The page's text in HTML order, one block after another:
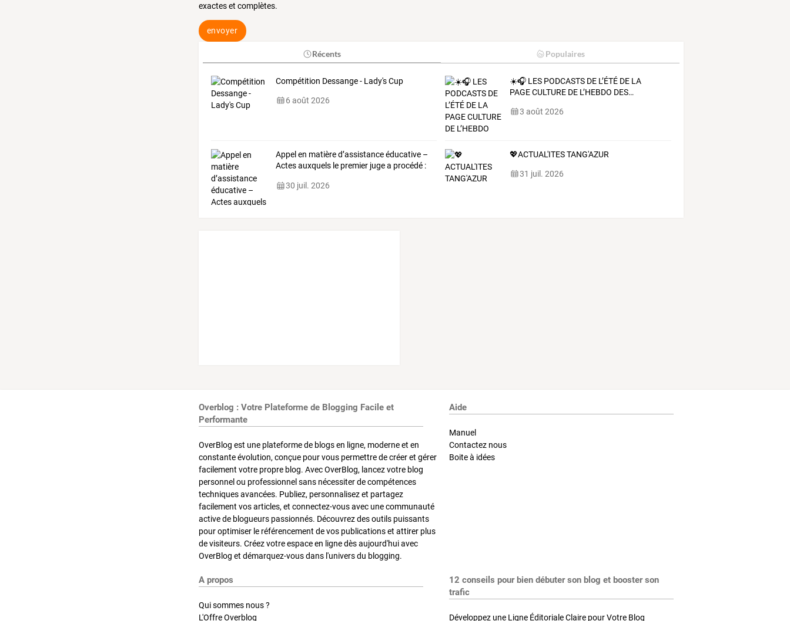
exactes et complètes.
envoyer
Récents Populaires
Compétition Dessange - Lady's Cup
6 août 2026
☀️🎧 LES PODCASTS DE L’ÉTÉ DE LA
PAGECULTURE DE L’HEBDO DES…
3 août 2026
Appel en matièred’assistanceéducative–
Actesauxquelslepremierjugea procédé:
30 juil. 2026
💖ACTUAL'ITES TANG'AZUR
31 juil. 2026
Overblog : Votre Plateforme de Blogging Facile et
Performante
OverBlog est une plateforme de blogs en ligne, moderne et en
constante évolution, conçue pour vous permettre de créer et gérer
facilement votre propre blog. Avec OverBlog, lancez votre blog
personnel ou professionnel sans nécessiter de compétences
techniques avancées. Publiez, personnalisez et partagez
facilement vos articles, et connectez-vous avec une communauté
active de blogueurs passionnés. Découvrez des outils puissants
pour optimiser le référencement de vos publications et attirer plus
de visiteurs. Créez votre espace en ligne dès aujourd'hui avec
OverBlog et démarquez-vous dans l'univers du blogging.
Aide
Manuel
Contactez nous
Boite à idées
A propos
Qui sommes nous ?
L'Offre Overblog
12 conseils pour bien débuter son blog et booster son
trafic
Développez une Ligne Éditoriale Claire pour Votre Blog